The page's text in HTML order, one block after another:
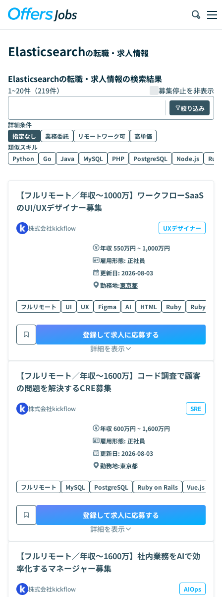
Elasticsearchの転職・求人情報
Elasticsearchの転職・求人情報の検索結果
1~20件（219件） 募集停止を非表示
絞り込み
詳細条件
指定なし
業務委託 リモートワーク可
高単価
類似スキル
Python
Go Java MySQL PHP PostgreSQL Node.js
【フルリモート／年収〜1000万】ワークフローSaaS
のUI/UXデザイナー募集
株式会社kickflow UXデザイナー
年収 550万円 ~ 1,000万円
雇用形態: 正社員
更新日: 2026-08-03
勤務地:東京都
フルリモート UI UX Figma AI HTML Ruby Ruby on
詳細を表示
登録して求人に応募する
【フルリモート／年収〜1600万】コード調査で顧客
の問題を解決するCRE募集
株式会社kickflow SRE
年収 600万円 ~ 1,600万円
雇用形態: 正社員
更新日: 2026-08-03
勤務地:東京都
フルリモート MySQL PostgreSQL Ruby on Rails Vue.js
詳細を表示
登録して求人に応募する
【フルリモート／年収〜1600万】社内業務をAIで効
率化するマネージャー募集
株式会社kickflow AIOps